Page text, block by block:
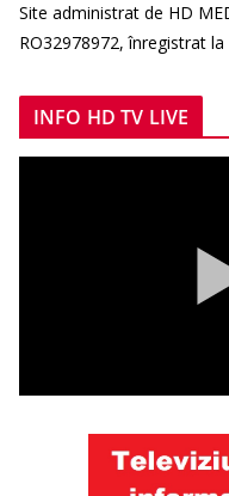
Site administrat de HD
RO32978972, înregistrat
INFO HD TV LIVE